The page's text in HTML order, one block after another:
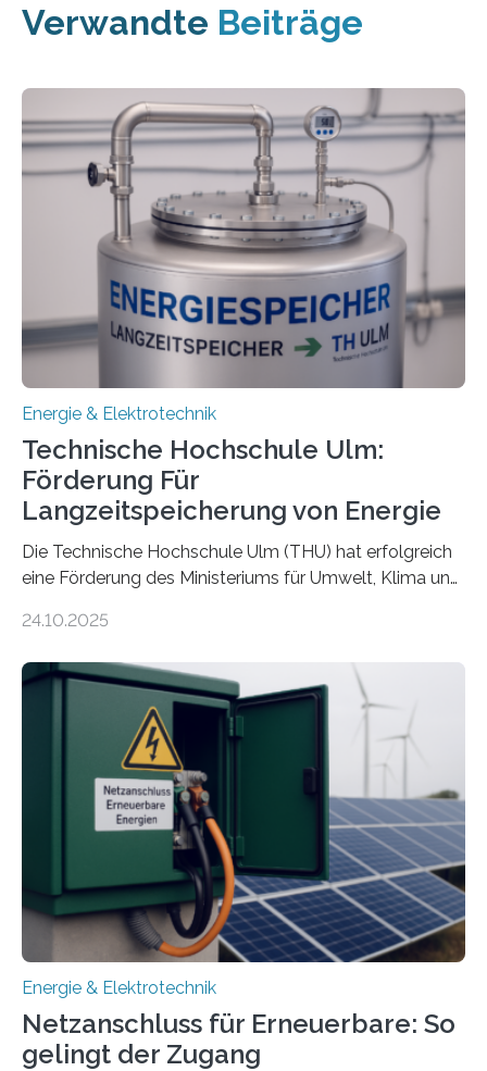
Verwandte Beiträge
Energie & Elektrotechnik
Technische Hochschule Ulm:
Förderung Für
Langzeitspeicherung von Energie
Die Technische Hochschule Ulm (THU) hat erfolgreich
eine Förderung des Ministeriums für Umwelt, Klima und
Forschungsprojekt „LAGER – Langzeitspeicherung in
Quartieren“ eingeworben. Ziel des Projekts ist die
Entwicklung, Erprobung und Demonstration von
Konzepten zur langfristigen Energiespeicherung in
sektorübergreifend vernetzten Energiesystemen. Das
Projekt startete am 15. Oktober 2025, hat eine Laufzeit
von drei Jahren und ein Gesamtvolumen von rund 2,9
Millionen Euro, wovon 2,6 Millionen Euro durch das
Ministerium für Umwelt, Klima und…
24.10.2025
Energie & Elektrotechnik
Netzanschluss für Erneuerbare: So
gelingt der Zugang